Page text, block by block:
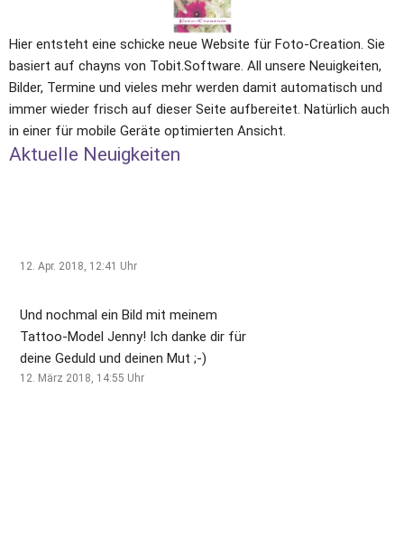
Hier entsteht eine schicke neue Website für Foto-Creation. Sie
basiert auf chayns von Tobit.Software. All unsere Neuigkeiten,
Bilder, Termine und vieles mehr werden damit automatisch und
immer wieder frisch auf dieser Seite aufbereitet. Natürlich auch
in einer für mobile Geräte optimierten Ansicht.
Aktuelle Neuigkeiten
12. Apr. 2018, 12:41 Uhr
Und nochmal ein Bild mit meinem
Tattoo-Model Jenny! Ich danke dir für
deine Geduld und deinen Mut ;-)
12. März 2018, 14:55 Uhr